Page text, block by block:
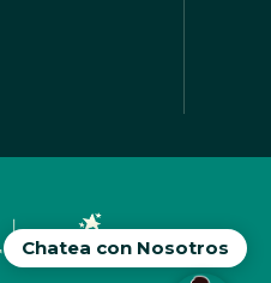
Chatea con Nosotros